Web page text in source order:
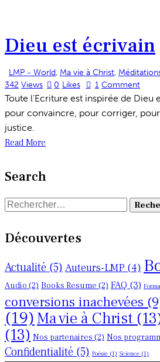
Dieu est écrivain
LMP - World, Ma vie à Christ,
342 Views 0 Likes 1 Comment
Toute l’Ecriture est inspirée de Dieu
pour convaincre, pour corriger,
justice.
Read More
Search
Découvertes
Actualité (5) Auteurs-LMP (4)
Audio (2) Books Resume (2) FAQ (3)
conversions inachevées
(19) Ma vie à Christ
(13) Nos partenaires (2) Nos
Confidentialité (5) Poésie (1) Science (1)